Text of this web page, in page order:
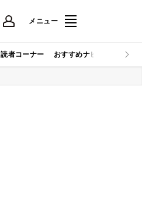
メニュー
読者コーナー おすすめナビ マイナビ